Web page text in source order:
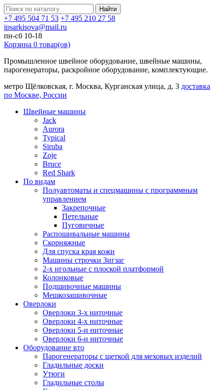
Найти
+7 495 504 71 53 +7 495 210 27 58
ipsarkisova@mail.ru
пн-сб 10-18
Корзина 0 товар(ов)
Промышленное швейное оборудование, швейные машины,
парогенераторы, раскройное оборудование, комплектующие.
метро Щёлковская, г. Москва, Курганская улица, д. 3 доставка
по Москве, России
Швейные машины
Jack
Aurora
Typical
Siruba
Zoje
Bruce
Red Shark
По видам
Полуавтоматы и спецмашины с программным
управлением
Закрепочные
Петельные
Пуговичные
Распошивальные машины
Скорняжные
Для спуска края кожи
Машины строчки Зигзаг
2-х игольные с плоской платформой
Колонковые
Подшивочные машины
Мешкозашивочные
Оверлоки
Оверлоки 3-х ниточные
Оверлоки 4-х ниточные
Оверлоки 5-и ниточные
Оверлоки 6-и ниточные
Оборудование вто
Парогенераторы с щеткой для меховых изделий
Гладильные доски
Утюги
Гладильные столы